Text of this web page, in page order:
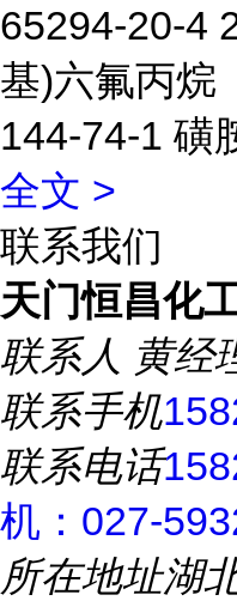
65294-20-4
基)六氟丙烷
144-74-1 磺
全文 >
联系我们
天门恒昌化
联系人 黄经
联系手机
联系电话
机：027-
所在地址湖